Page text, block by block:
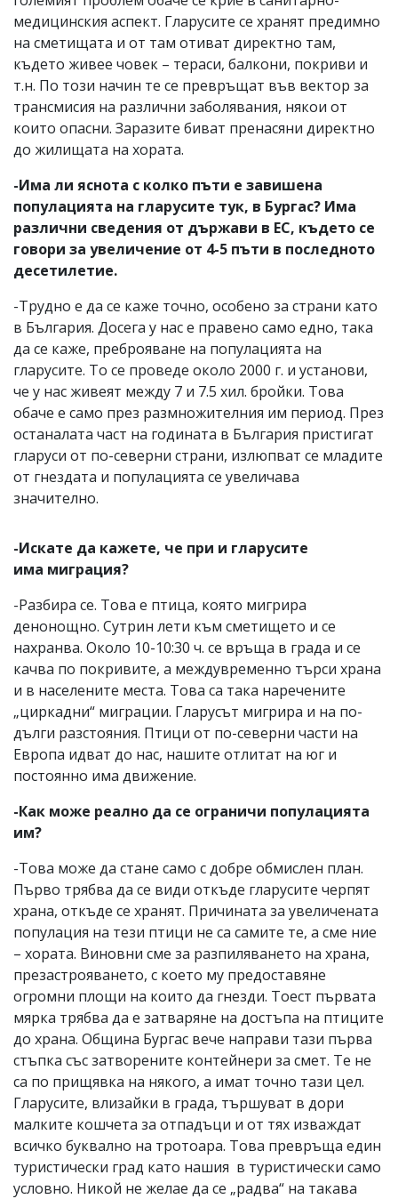
медицинския аспект. Гларусите се хранят предимно
на сметищата и от там отиват директно там,
където живее човек – тераси, балкони, покриви и
т.н. По този начин те се превръщат във вектор за
трансмисия на различни заболявания, някои от
които опасни. Заразите биват пренасяни директно
до жилищата на хората.
-Има ли яснота с колко пъти е завишена
популацията на гларусите тук, в Бургас? Има
различни сведения от държави в ЕС, където се
говори за увеличение от 4-5 пъти в последното
десетилетие.
-Трудно е да се каже точно, особено за страни като
в България. Досега у нас е правено само едно, така
да се каже, преброяване на популацията на
гларусите. То се проведе около 2000 г. и установи,
че у нас живеят между 7 и 7.5 хил. бройки. Това
обаче е само през размножителния им период. През
останалата част на годината в България пристигат
гларуси от по-северни страни, излюпват се младите
от гнездата и популацията се увеличава
значително.
-Искате да кажете, че при и гларусите
има миграция?
-Разбира се. Това е птица, която мигрира
денонощно. Сутрин лети към сметището и се
нахранва. Около 10-10:30 ч. се връща в града и се
качва по покривите, а междувременно търси храна
и в населените места. Това са така наречените
„циркадни“ миграции. Гларусът мигрира и на по-
дълги разстояния. Птици от по-северни части на
Европа идват до нас, нашите отлитат на юг и
постоянно има движение.
-Как може реално да се ограничи популацията
им?
-Това може да стане само с добре обмислен план.
Първо трябва да се види откъде гларусите черпят
храна, откъде се хранят. Причината за увеличената
популация на тези птици не са самите те, а сме ние
– хората. Виновни сме за разпиляването на храна,
презастрояването, с което му предоставяне
огромни площи на които да гнезди. Тоест първата
мярка трябва да е затваряне на достъпа на птиците
до храна. Община Бургас вече направи тази първа
стъпка със затворените контейнери за смет. Те не
са по прищявка на някого, а имат точно тази цел.
Гларусите, влизайки в града, тършуват в дори
малките кошчета за отпадъци и от тях изваждат
всичко буквално на тротоара. Това превръща един
туристически град като нашия в туристически само
условно. Никой не желае да се „радва“ на такава